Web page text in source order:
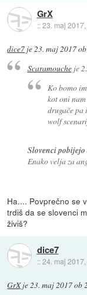
GrX
::23. maj
dice7 je 23. maj 2017
Scaramoucheje
Ko bomo
kot oni
drugače pa
wolf
Slovenci pobijejo
Enako velja za
Ha.... Povprečno se
trdiš da se slovenci
živiš?
dice7
::24. maj 2017,
GrXje23. maj 2017 ob